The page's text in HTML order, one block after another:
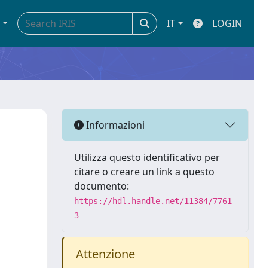
IT LOGIN
Informazioni
Utilizza questo identificativo per
citare o creare un link a questo
documento:
https://hdl.handle.net/11384/7761
3
Attenzione